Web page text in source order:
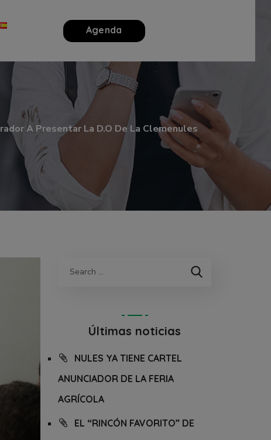
Agenda
A Presentar La D.O De La Clemenules
Últimas noticias
NULES YA TIENE CARTEL
ANUNCIADOR DE LA FERIA
AGRÍCOLA
EL “RINCÓN FAVORITO” DE